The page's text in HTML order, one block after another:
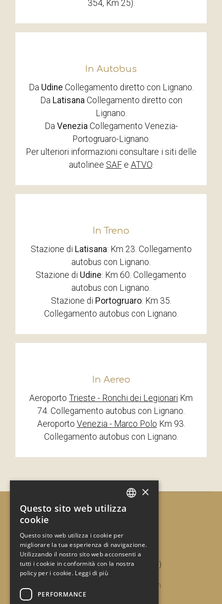
354, Km 25).
In Autobus
Da Udine Collegamento diretto con Lignano.
Da Latisana Collegamento diretto con
Lignano.
Da Venezia Collegamento Venezia-
Portogruaro-Lignano.
Per ulteriori informazioni consultare i siti delle
autolinee SAFe ATVO.
In Treno
Stazione di Latisana: Km 23. Collegamento
autobus con Lignano.
Stazione di Udine: Km 60. Collegamento
autobus con Lignano.
Stazione di Portogruaro: Km 35.
Collegamento autobus con Lignano.
In Aereo
Aeroporto Trieste - Ronchi dei Legionari Km
74. Collegamento autobus con Lignano.
Aeroporto Venezia - Marco Polo Km 93.
Collegamento autobus con Lignano.
CONTATTI
Via Latisana, 5
33054 Lignano Sabbiadoro (UD)
Tel. e fax:+39.0431.71336
info@agenziatimavo.com
GERMAN
×
Questo sito web utilizza
cookie
Questo sito web utilizza i cookie per
migliorare la tua esperienza di navigazione.
Utilizzando il nostro sito web acconsenti a
tutti i cookie in conformità con la nostra
policy per i cookie. Leggi di più
PERFORMANCE